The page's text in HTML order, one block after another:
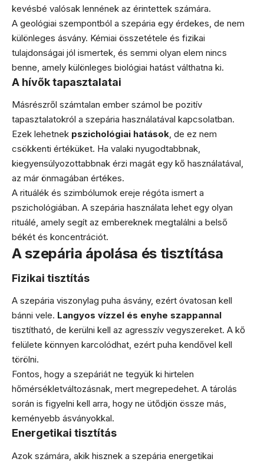
kevésbé valósak lennének az érintettek számára.
A geológiai szempontból a szepária egy érdekes, de nem
különleges ásvány. Kémiai összetétele és fizikai
tulajdonságai jól ismertek, és semmi olyan elem nincs
benne, amely különleges biológiai hatást válthatna ki.
A hívők tapasztalatai
Másrészről számtalan ember számol be pozitív
tapasztalatokról a szepária használatával kapcsolatban.
Ezek lehetnek pszichológiai hatások, de ez nem
csökkenti értéküket. Ha valaki nyugodtabbnak,
kiegyensúlyozottabbnak érzi magát egy kő használatával,
az már önmagában értékes.
A rituálék és szimbólumok ereje régóta ismert a
pszichológiában. A szepária használata lehet egy olyan
rituálé, amely segít az embereknek megtalálni a belső
békét és koncentrációt.
A szepária ápolása és tisztítása
Fizikai tisztítás
A szepária viszonylag puha ásvány, ezért óvatosan kell
bánni vele. Langyos vízzel és enyhe szappannal
tisztítható, de kerülni kell az agresszív vegyszereket. A kő
felülete könnyen karcolódhat, ezért puha kendővel kell
törölni.
Fontos, hogy a szepáriát ne tegyük ki hirtelen
hőmérsékletváltozásnak, mert megrepedehet. A tárolás
során is figyelni kell arra, hogy ne ütődjön össze más,
keményebb ásványokkal.
Energetikai tisztítás
Azok számára, akik hisznek a szepária energetikai